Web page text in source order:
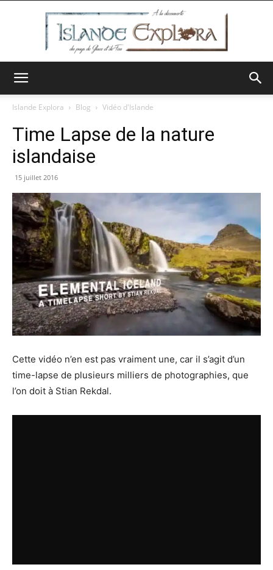
Explora
Islande Explora Blog Vidéo d'Islande
Time Lapse de la nature
islandaise
15 juillet 2016
Cette vidéo n’en est pas vraiment une, car il s’agit d’un
time-lapse de plusieurs milliers de photographies, que
l’on doit à Stian Rekdal.